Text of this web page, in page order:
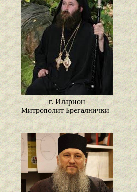
г. Иларион
Митрополит Брегалнички